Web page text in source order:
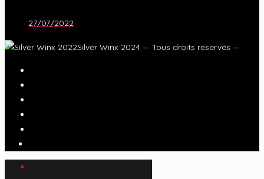
27/07/2022
Silver Winx 2024 — Tous droits réservés —